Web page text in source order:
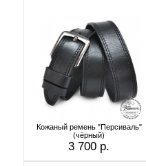
Кожаный ремень "Персиваль"
(чёрный)
3 700 р.